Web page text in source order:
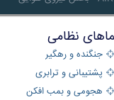
نظامی
جنگنده و رهگیر
پشتیبانی و ترابری
هجومی و بمب افکن